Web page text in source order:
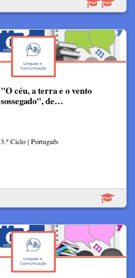
"O céu, a terra e o vento
sossegado", de…
3.º Ciclo | Português